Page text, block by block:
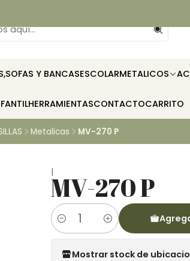
Y BANCASESCOLARMETALICOS
HERRAMIENTASCONTACTOCARRITO
Metalicas MV-270 P
|MV-270 P
Cantidad
Mostrar stock de